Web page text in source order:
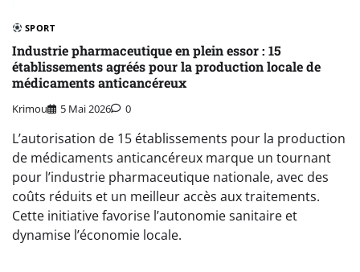
SPORT
Industrie pharmaceutique en plein essor : 15
établissements agréés pour la production locale de
médicaments anticancéreux
Krimou 5 Mai 2026 0
L’autorisation de 15 établissements pour la production
de médicaments anticancéreux marque un tournant
pour l’industrie pharmaceutique nationale, avec des
coûts réduits et un meilleur accès aux traitements.
Cette initiative favorise l’autonomie sanitaire et
dynamise l’économie locale.